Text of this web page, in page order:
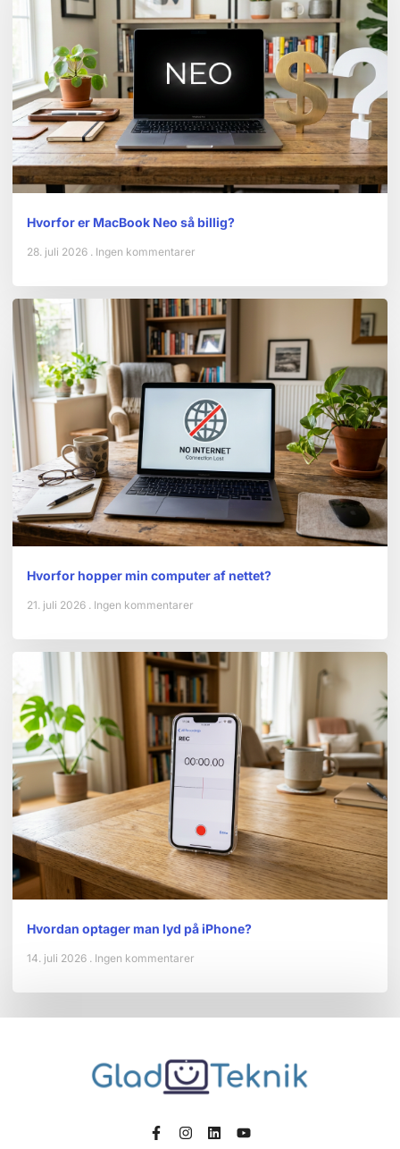
Hvorfor er MacBook Neo så billig?
28. juli 2026 Ingen kommentarer
Hvorfor hopper min computer af nettet?
21. juli 2026 Ingen kommentarer
Hvordan optager man lyd på iPhone?
14. juli 2026 Ingen kommentarer